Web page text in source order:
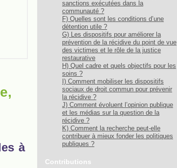
à
sanctions exécutées dans la
communauté ?
F) Quelles sont les conditions d’une
détention utile ?
G) Les dispositifs pour améliorer la
prévention de la récidive du point de vue
des victimes et le rôle de la justice
restaurative
H) Quel cadre et quels objectifs pour les
soins ?
I) Comment mobiliser les dispositifs
sociaux de droit commun pour prévenir
la récidive ?
J) Comment évoluent l’opinion publique
et les médias sur la question de la
récidive ?
K) Comment la recherche peut-elle
contribuer à mieux fonder les politiques
publiques ?
Contributions